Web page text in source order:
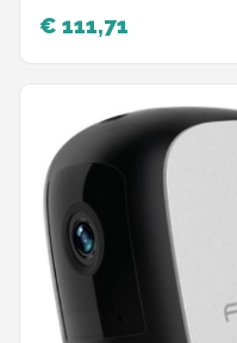
€ 111,71